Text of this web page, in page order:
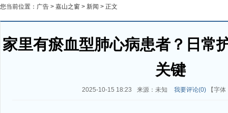
您当前位置： 广告 > 嘉山之窗 > 新闻 > 正文
家里有瘀血型肺心病患者？日常
关键
2025-10-15 18:23 来源：未知 我要评论(0)【字体